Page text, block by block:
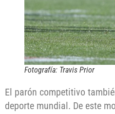
Fotografía: Travis Prior
El parón competitivo
deporte mundial. De este